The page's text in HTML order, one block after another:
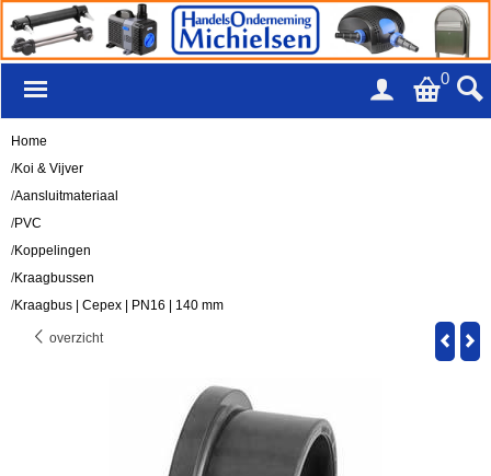
0
Home
/Koi & Vijver
/Aansluitmateriaal
/PVC
/Koppelingen
/Kraagbussen
/Kraagbus | Cepex | PN16 | 140 mm
overzicht